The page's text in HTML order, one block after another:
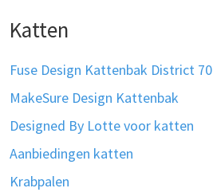
Katten
Fuse Design Kattenbak District 70
MakeSure Design Kattenbak
Designed By Lotte voor katten
Aanbiedingen katten
Krabpalen